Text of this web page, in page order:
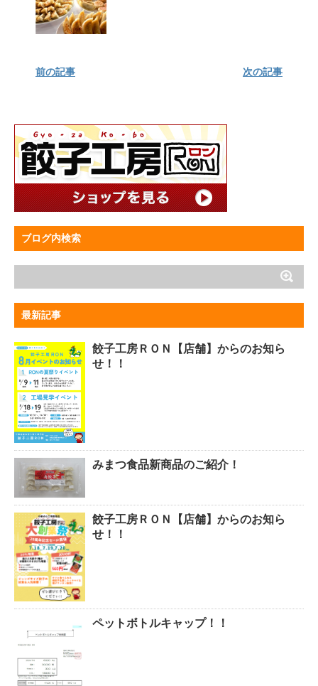
前の記事 次の記事
ブログ内検索
最新記事
餃子工房ＲＯＮ【店舗】からのお知ら
せ！！
みまつ食品新商品のご紹介！
餃子工房ＲＯＮ【店舗】からのお知ら
せ！！
ペットボトルキャップ！！